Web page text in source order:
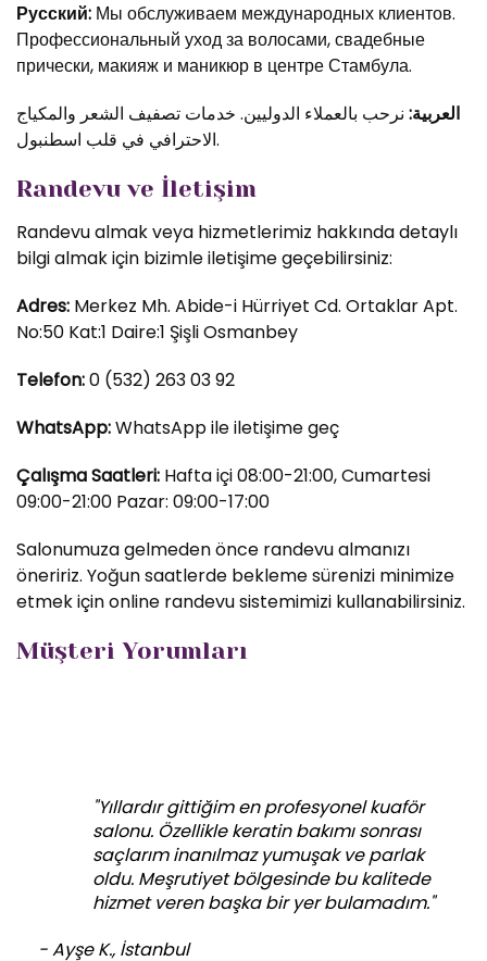
Русский: Мы обслуживаем международных клиентов.
Профессиональный уход за волосами, свадебные
прически, макияж и маникюр в центре Стамбула.
العربية: نرحب بالعملاء الدوليين. خدمات تصفيف الشعر والمكياج
الاحترافي في قلب اسطنبول.
Randevu ve İletişim
Randevu almak veya hizmetlerimiz hakkında detaylı
bilgi almak için bizimle iletişime geçebilirsiniz:
Adres: Merkez Mh. Abide-i Hürriyet Cd. Ortaklar Apt.
No:50 Kat:1 Daire:1 Şişli Osmanbey
Telefon:0 (532) 263 03 92
WhatsApp:WhatsApp ile iletişime geç
Çalışma Saatleri: Hafta içi 08:00-21:00, Cumartesi
09:00-21:00 Pazar: 09:00-17:00
Salonumuza gelmeden önce randevu almanızı
öneririz. Yoğun saatlerde bekleme sürenizi minimize
etmek için online randevu sistemimizi kullanabilirsiniz.
Müşteri Yorumları
"Yıllardır gittiğim en profesyonel kuaför
salonu. Özellikle keratin bakımı sonrası
saçlarım inanılmaz yumuşak ve parlak
oldu. Meşrutiyet bölgesinde bu kalitede
hizmet veren başka bir yer bulamadım."
- Ayşe K., İstanbul